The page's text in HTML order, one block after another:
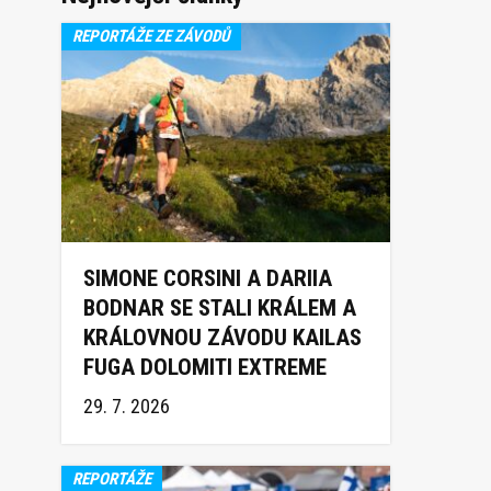
REPORTÁŽE ZE ZÁVODŮ
SIMONE CORSINI A DARIIA
BODNAR SE STALI KRÁLEM A
KRÁLOVNOU ZÁVODU KAILAS
FUGA DOLOMITI EXTREME
TRAIL 2026
29. 7. 2026
REPORTÁŽE